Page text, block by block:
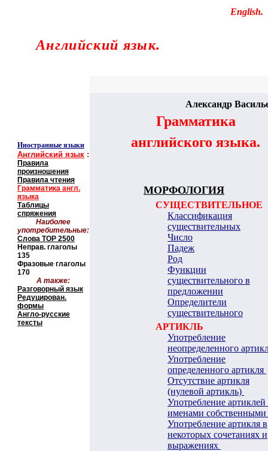
English.
Английский язык.
Иностранные языки
Английский язык :
Правила
произношения
Правила чтения
Грамматика англ.
языка
Таблицы
спряжения
Наиболее
употребительные:
Слова TOP 2500
Неправ. глаголы
135
Фразовые глаголы
170
А также:
Разговорный язык
Редуцирован.
формы
Англо-русские
тексты
Александр
Грамматика
английского языка.
МОРФОЛОГИЯ
СУЩЕСТВИТЕЛЬНОЕ
Классификация
существительных
Число
Падеж
Род
Функции
существительного в
предложении
Определители
существительного
АРТИКЛЬ
Употребление
неопределенного
Употребление
определенного артикля
Отсутствие артикля
(нулевой артикль)
Употребление артиклей
именами собственными
Употребление артикля в
некоторых сочетаниях и
выражениях